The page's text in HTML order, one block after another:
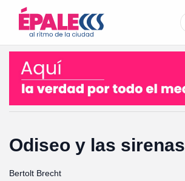
Odiseo y las sirenas
Bertolt Brecht